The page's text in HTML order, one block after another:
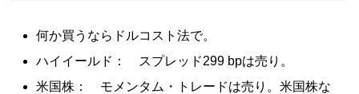
何か買うならドルコスト法で。
ハイイールド： スプレッド299 bpは売り。
米国株： モメンタム・トレードは売り。米国株な